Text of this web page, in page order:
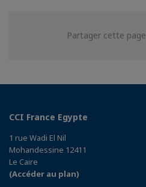
Partager cette page
CCI France Egypte
1 rue Wadi El Nil
Mohandessine 12411
Le Caire
(Accéder au plan)